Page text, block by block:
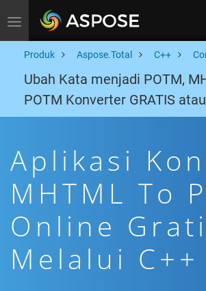
Toggle navigation
Produk Aspose.Total C++
Ubah Kata menjadi POTM,
POTM Konverter GRATIS
Aplikasi
MHTML To
Online
Melalui C++